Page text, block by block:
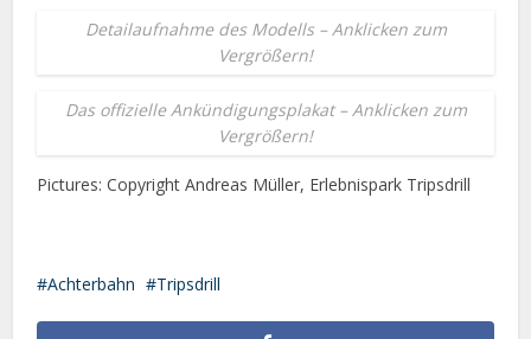
Detailaufnahme des Modells – Anklicken zum
Vergrößern!
Das offizielle Ankündigungsplakat – Anklicken zum
Vergrößern!
Pictures: Copyright Andreas Müller, Erlebnispark Tripsdrill
Achterbahn Tripsdrill